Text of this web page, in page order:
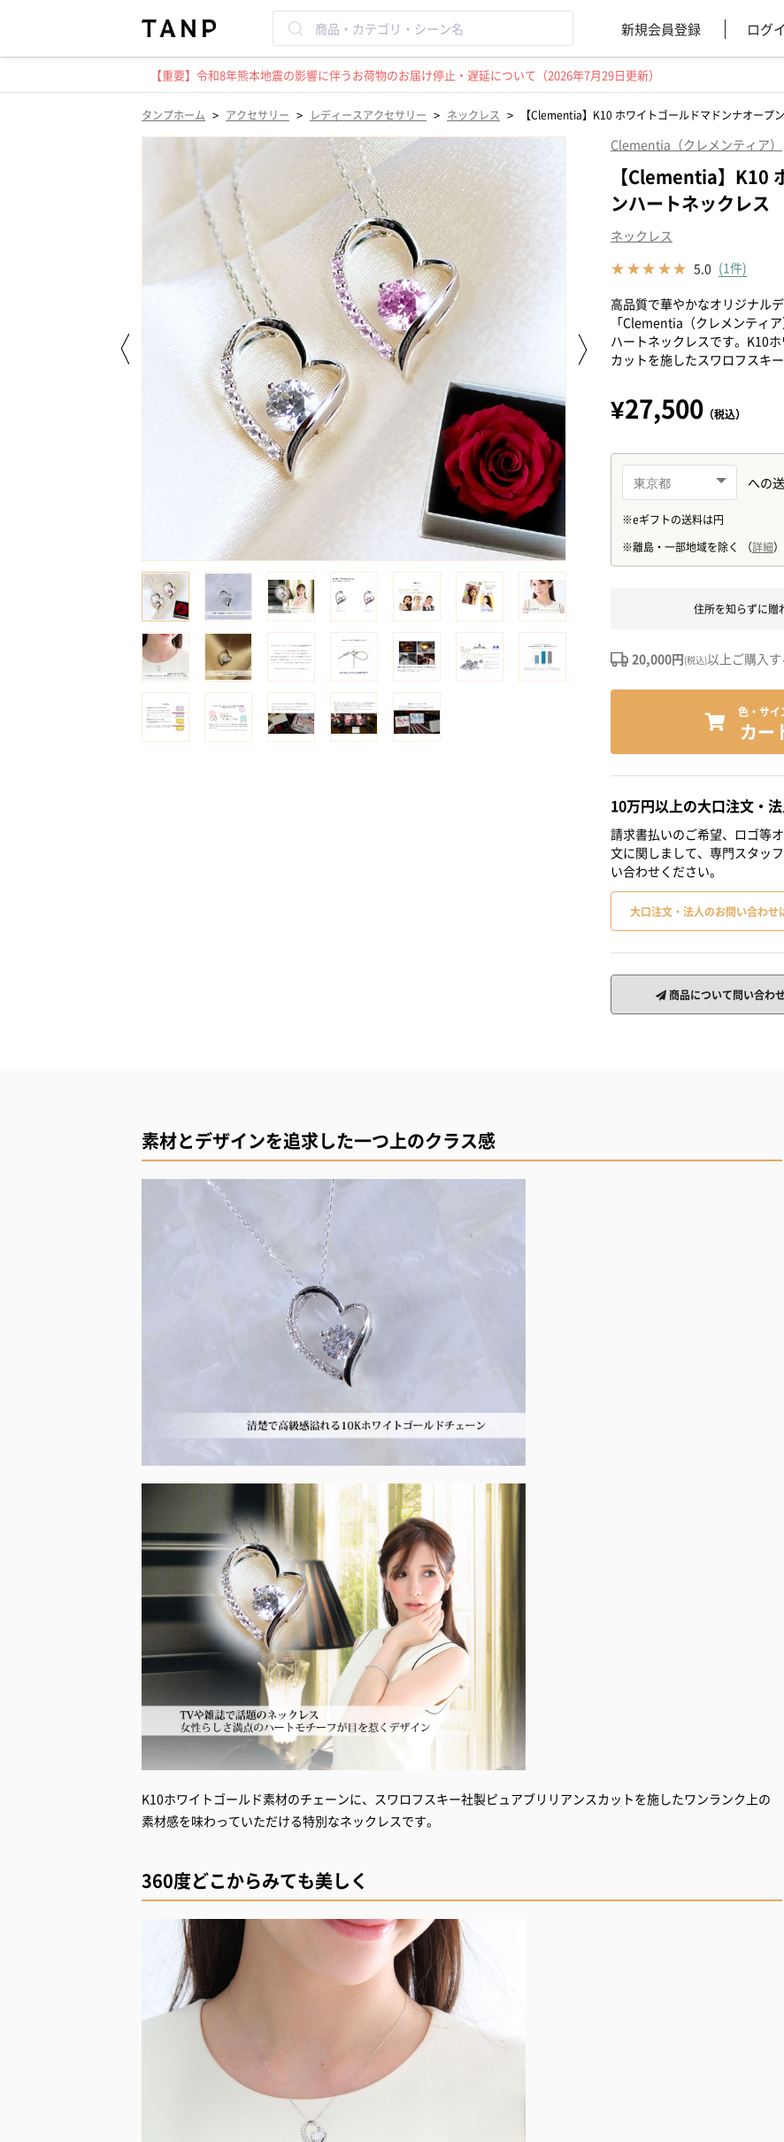
新規会員登録 ログ
【重要】令和8年熊本地震の影響に伴うお荷物のお届け停止・遅延について（2026年7月29日更新）
タンプホーム > アクセサリー > レディースアクセサリー > ネックレス > 【Clementia】K10 ホワイトゴールドマドンナオープ
Clementia（クレメンティア）
【Clementia】K10
ンハートネックレス
ネックレス
5.0 (1件)
高品質で華やかなオリジナル
「Clementia（クレメンティ
ハートネックレスです。K10
カットを施したスワロフスキ
¥27,500 （税込）
住所を知らずに贈
20,000円(税込)以上ご購入す
色・サイ
カー
10万円以上の大口注文・
請求書払いのご希望、ロゴ等
文に関しまして、専門スタッ
い合わせください。
大口注文・法人のお問い合わせ
商品について問い合わ
素材とデザインを追求した一つ上のクラス感
K10ホワイトゴールド素材のチェーンに、スワロフスキー社製ピュアブリリアンスカットを施したワンランク上の
素材感を味わっていただける特別なネックレスです。
360度どこからみても美しく